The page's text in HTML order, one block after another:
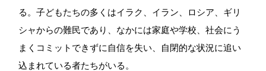
る。子どもたちの多くはイラク、イラン、ロシア、ギリ
シャからの難民であり、なかには家庭や学校、社会にう
まくコミットできずに自信を失い、自閉的な状況に追い
込まれている者たちがいる。